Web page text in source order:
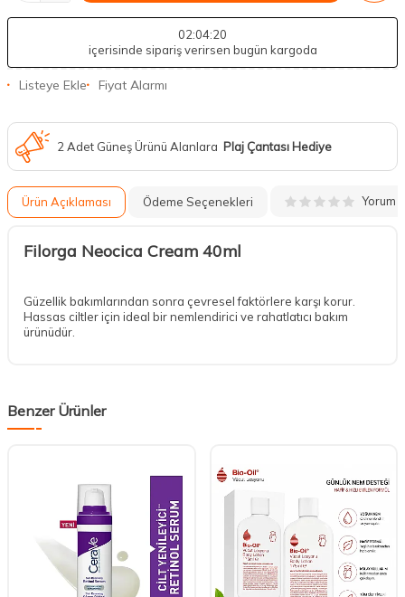
02:04:19
içerisinde sipariş verirsen bugün kargoda
Listeye Ekle Fiyat Alarmı
2 Adet Güneş Ürünü Alanlara Plaj Çantası Hediye
Ürün Açıklaması Ödeme Seçenekleri Yorum
Filorga Neocica Cream 40ml
Güzellik bakımlarından sonra çevresel faktörlere karşı korur.
Hassas ciltler için ideal bir nemlendirici ve rahatlatıcı bakım
ürünüdür.
Benzer Ürünler